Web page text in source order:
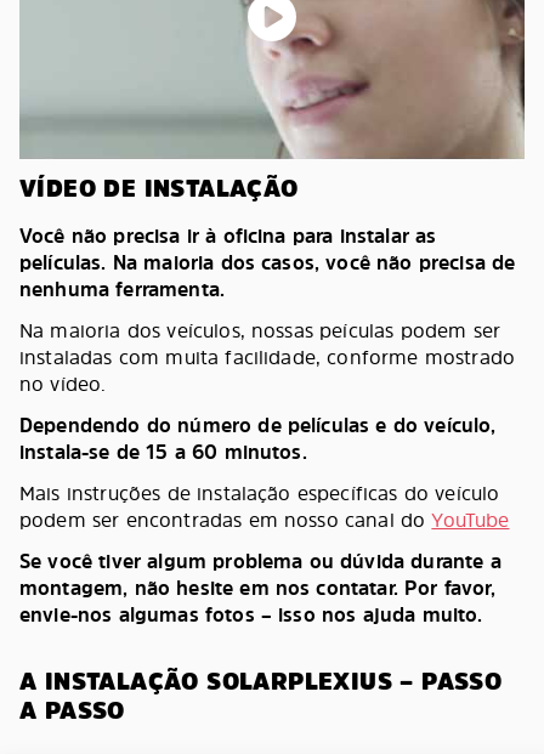
VÍDEO DE INSTALAÇÃO
Você não precisa ir à oficina para instalar as
películas. Na maioria dos casos, você não precisa de
nenhuma ferramenta.
Na maioria dos veículos, nossas peículas podem ser
instaladas com muita facilidade, conforme mostrado
no vídeo.
Dependendo do número de películas e do veículo,
instala-se de 15 a 60 minutos.
Mais instruções de instalação específicas do veículo
podem ser encontradas em nosso canal doYouTube
Se você tiver algum problema ou dúvida durante a
montagem, não hesite em nos contatar. Por favor,
envie-nos algumas fotos – isso nos ajuda muito.
A INSTALAÇÃO SOLARPLEXIUS – PASSO
A PASSO